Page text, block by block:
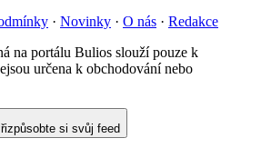
· Novinky · O nás · Redakce
na portálu Bulios slouží pouze k
určena k obchodování nebo
si svůj feed